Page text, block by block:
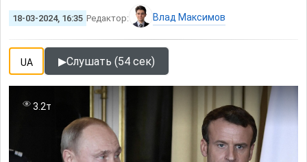
18-03-2024, 16:35 Редактор: Влад Максимов
UA ▶Слушать (54 сек)
3.2т